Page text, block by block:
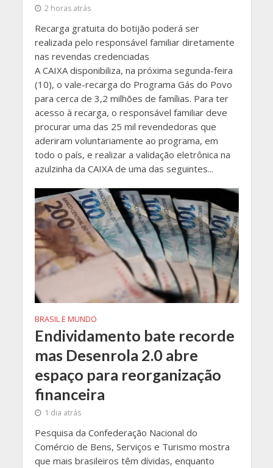
2 horas atrás
Recarga gratuita do botijão poderá ser
realizada pelo responsável familiar diretamente
nas revendas credenciadas
​A CAIXA disponibiliza, na próxima segunda-feira
(10), o vale-recarga do Programa Gás do Povo
para cerca de 3,2 milhões de famílias. Para ter
acesso à recarga, o responsável familiar deve
procurar uma das 25 mil revendedoras que
aderiram voluntariamente ao programa, em
todo o país, e realizar a validação eletrônica na
azulzinha da CAIXA de uma das seguintes...
BRASIL E MUNDO
Endividamento bate recorde
mas Desenrola 2.0 abre
espaço para reorganização
financeira
1 dia atrás
Pesquisa da Confederação Nacional do
Comércio de Bens, Serviços e Turismo mostra
que mais brasileiros têm dívidas, enquanto